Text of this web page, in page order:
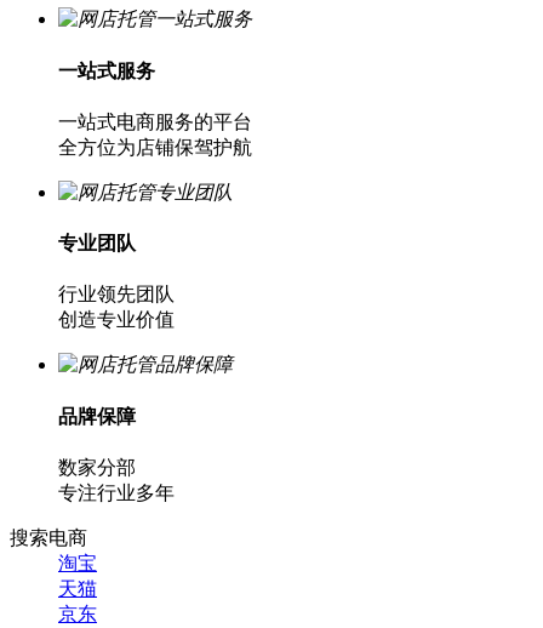
一站式服务
一站式电商服务的平台
全方位为店铺保驾护航
专业团队
行业领先团队
创造专业价值
品牌保障
数家分部
专注行业多年
搜索电商
淘宝
天猫
京东